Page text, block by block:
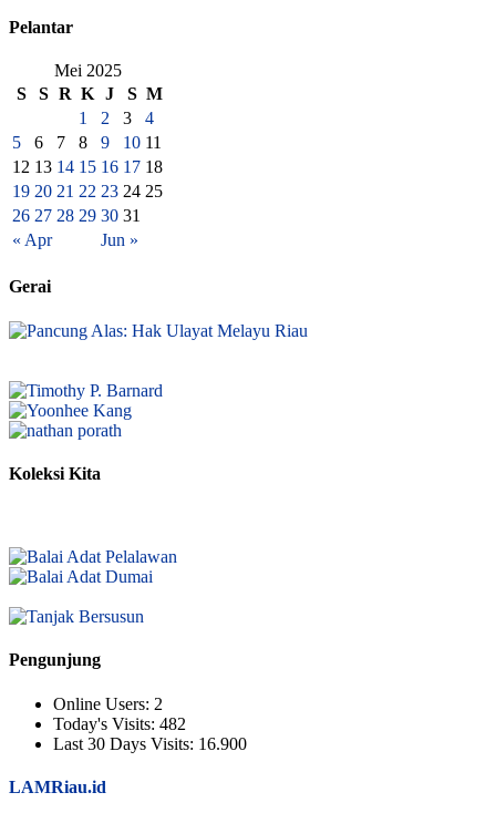
Pelantar
Mei 2025
S
S R K J S M
« Apr Jun »
1 2 3
4
5
6 7 8 9 10 11
12 13 14 15 16 17 18
19 20 21 22 23 24 25
26 27 28 29 30 31
Gerai
Koleksi Kita
Pengunjung
Online Users: 2
Today's Visits: 482
Last 30 Days Visits: 16.900
LAMRiau.id